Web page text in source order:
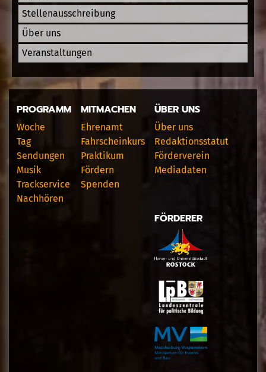
Stellenausschreibung
Über uns
Veranstaltungen
PROGRAMM
Woche
Tag
Sendungen
Musik
Trackservice
Nachhören
MITMACHEN
Ehrenamt
Fahrscheinkurs
Praktikum
Fördern
Spenden
ÜBER UNS
Über uns
Redaktionsstatut
Förderverein
Mediadaten
FÖRDERER